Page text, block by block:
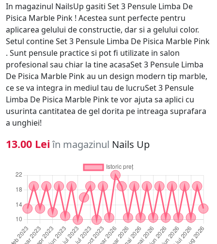
In magazinul NailsUp gasiti Set 3 Pensule Limba De
Pisica Marble Pink ! Acestea sunt perfecte pentru
aplicarea gelului de constructie, dar si a gelului color.
Setul contine Set 3 Pensule Limba De Pisica Marble Pink
. Sunt pensule practice si pot fi utilizate in salon
profesional sau chiar la tine acasaSet 3 Pensule Limba
De Pisica Marble Pink au un design modern tip marble,
ce se va integra in mediul tau de lucruSet 3 Pensule
Limba De Pisica Marble Pink te vor ajuta sa aplici cu
usurinta cantitatea de gel dorita pe intreaga suprafara
a unghiei!
13.00 Lei în magazinul Nails Up